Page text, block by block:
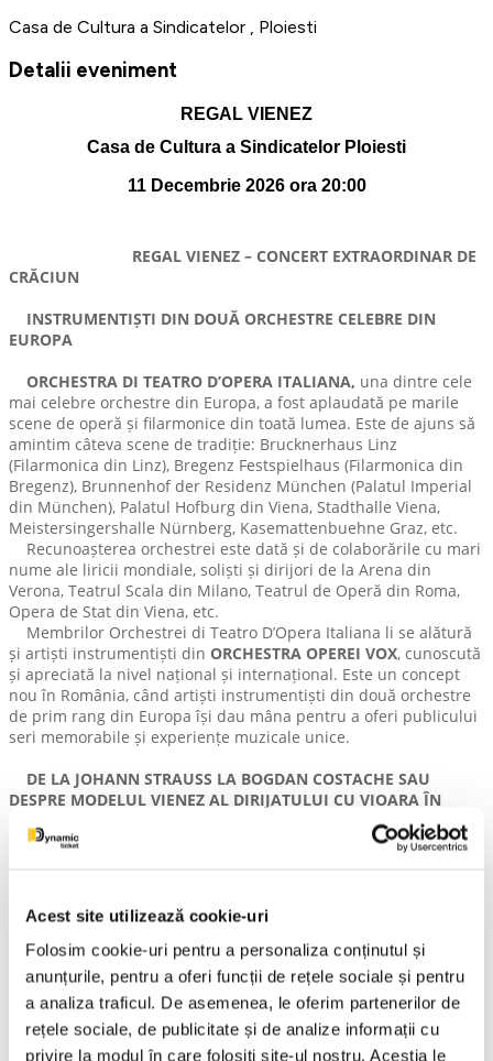
Acest site utilizează cookie-uri
Folosim cookie-uri pentru a personaliza conținutul și
anunțurile, pentru a oferi funcții de rețele sociale și pentru
a analiza traficul. De asemenea, le oferim partenerilor de
rețele sociale, de publicitate și de analize informații cu
privire la modul în care folosiți site-ul nostru. Aceștia le
Casa de Cultura a Sindicatelor , Ploiesti
Detalii eveniment
REGAL VIENEZ
Casa de Cultura a Sindicatelor Ploiesti
11 Decembrie 2026 ora 20:00
REGAL VIENEZ – CONCERT EXTRAORDINAR DE
CRĂCIUN
INSTRUMENTIȘTI DIN DOUĂ ORCHESTRE CELEBRE DIN
EUROPA
ORCHESTRA DI TEATRO D’OPERA ITALIANA, una dintre cele
mai celebre orchestre din Europa, a fost aplaudată pe marile
scene de operă și filarmonice din toată lumea. Este de ajuns să
amintim câteva scene de tradiție: Brucknerhaus Linz
(Filarmonica din Linz), Bregenz Festspielhaus (Filarmonica din
Bregenz), Brunnenhof der Residenz München (Palatul Imperial
din München), Palatul Hofburg din Viena, Stadthalle Viena,
Meistersingershalle Nürnberg, Kasemattenbuehne Graz, etc.
Recunoașterea orchestrei este dată și de colaborările cu mari
nume ale liricii mondiale, soliști și dirijori de la Arena din
Verona, Teatrul Scala din Milano, Teatrul de Operă din Roma,
Opera de Stat din Viena, etc.
Membrilor Orchestrei di Teatro D’Opera Italiana li se alătură
și artiști instrumentiști din ORCHESTRA OPEREI VOX, cunoscută
și apreciată la nivel național și internațional. Este un concept
nou în România, când artiști instrumentiști din două orchestre
de prim rang din Europa își dau mâna pentru a oferi publicului
seri memorabile și experiențe muzicale unice.
DE LA JOHANN STRAUSS LA BOGDAN COSTACHE SAU
DESPRE MODELUL VIENEZ AL DIRIJATULUI CU VIOARA ÎN
soliștii și instrumentiștii invitați din Viena, Italia, Elveția,
Germania, vor evolua sub bagheta unuia dintre cei mai talentați
conducători de orchestră ai tinerei generații, născut în
România! Prezența lui
BOGDAN COSTACHE
programulREGALULUI VIENEZdin acest an se datorează
dumneavoastră, publicului spectator care îl îndrăgiți deja atât
de mult și v-ați arătat impresionați de prestația lui, dorindu-vă
să-l revedeți cât mai curând. Astfel, spectacolul va fi unul